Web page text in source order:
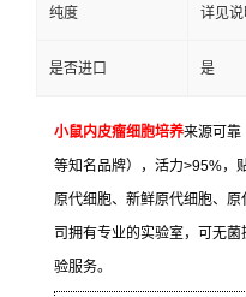
纯度 详见
是否进口 是
小鼠内皮瘤细胞培养来源可靠
等知名品牌），活力>95%，
原代细胞、新鲜原代细胞、
司拥有专业的实验室，可无
验服务。